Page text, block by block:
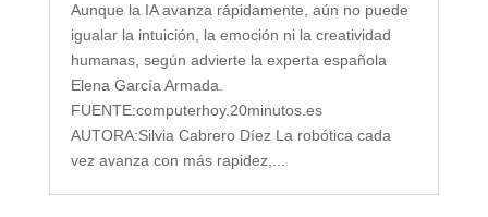
Aunque la IA avanza rápidamente, aún no puede
igualar la intuición, la emoción ni la creatividad
humanas, según advierte la experta española
Elena García Armada.
FUENTE:computerhoy.20minutos.es
AUTORA:Silvia Cabrero Díez La robótica cada
vez avanza con más rapidez,...